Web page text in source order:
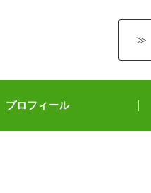
プロフィール